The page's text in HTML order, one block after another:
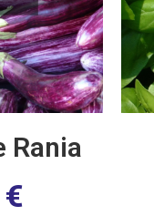
Rania
€